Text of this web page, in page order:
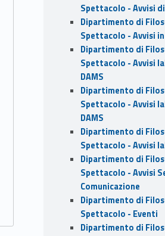
Spettacolo - Avvisi
Dipartimento di
Spettacolo - Avvisi
Dipartimento di
Spettacolo - Avvisi
DAMS
Dipartimento di
Spettacolo - Avvisi
DAMS
Dipartimento di
Spettacolo - Avvisi
Dipartimento di
Spettacolo - Avvisi
Comunicazione
Dipartimento di
Spettacolo - Eventi
Dipartimento di